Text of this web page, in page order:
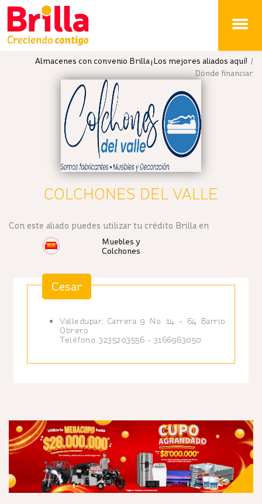
Almacenes con convenio Brilla ¡Los mejores aliados aquí! /
Dónde financiar
COLCHONES DEL VALLE
Con este aliado puedes utilizar tu crédito Brilla en
Muebles y
Colchones
Cesar
Valledupar, Carrera 9 No. 14 - 64 Barrio
Obrero
Teléfono: 3235203556 - 3166963050